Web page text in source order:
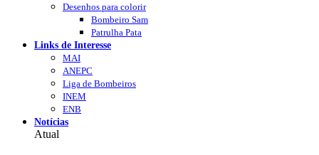
Desenhos para colorir
Bombeiro Sam
Patrulha Pata
Links de Interesse
MAI
ANEPC
Liga de Bombeiros
INEM
ENB
Notícias
Atual